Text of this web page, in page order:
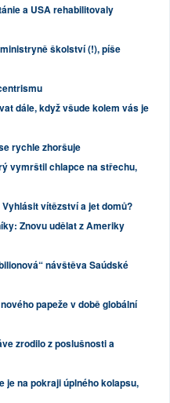
a USA rehabilitovaly
školství (!), píše
dále, když všude kolem vás je
rychle zhoršuje
vymrštil chlapce na střechu,
vítězství a jet domů?
Znovu udělat z Ameriky
návštěva Saúdské
papeže v době globální
zrodilo z poslušnosti a
je na pokraji úplného kolapsu,